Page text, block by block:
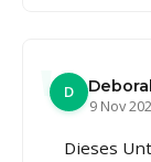
D
9 Nov
Dieses